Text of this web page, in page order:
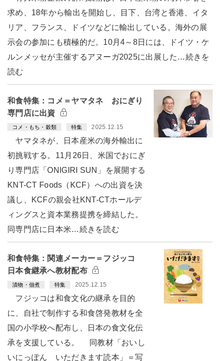
求め、18年から輸出を開始し、目下、台湾と香港、イタ
リア、フランス、ドイツなどに輸出している。海外の展
示会の参加にも積極的だ。10月4～8日には、ドイツ・ケ
ルンメッセが主催するアヌーガ2025に出展した…続きを
読む
和食特集：コメ＝ヤマタネ おにぎり
専門店に出資
コメ・もち・穀類 特集 2025.12.15
ヤマタネが、日本産米の海外輸出に
初挑戦する。11月26日、米国でおにぎ
り専門店「ONIGIRI SUN」を展開する
KNT-CT Foods（KCF）への出資を決
議し、KCFの親会社KNT-CTホールデ
ィングスと資本業務提携を締結した。
同専門店に日本米…続きを読む
和食特集：関連メーカー＝フジッコ
日本食継承へ教材配布
漬物・佃煮 特集 2025.12.15
フジッコは和食文化の継承を目的
に、自社で制作する和食啓発教材を全
国の小学校へ配布し、日本の食文化伝
承を支援している。 同教材「おいし
いにっぽん いただきます読本」＝写